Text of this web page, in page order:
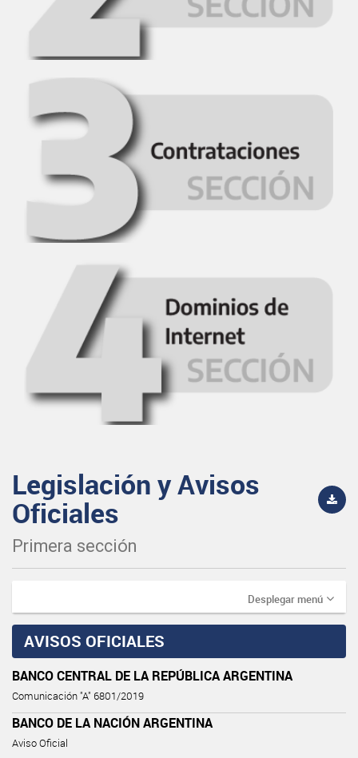
Legislación y Avisos
Oficiales
Primera sección
Desplegar menú
AVISOS OFICIALES
BANCO CENTRAL DE LA REPÚBLICA ARGENTINA
Comunicación "A" 6801/2019
BANCO DE LA NACIÓN ARGENTINA
Aviso Oficial